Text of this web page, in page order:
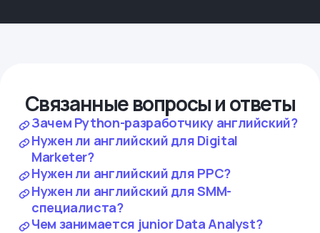
Связанные вопросы и ответы
Зачем Python-разработчику английский?
Нужен ли английский для Digital
Marketer?
Нужен ли английский для PPC?
Нужен ли английский для SMM-
специалиста?
Чем занимается junior Data Analyst?